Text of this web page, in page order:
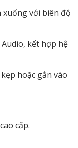
xuống với biên độ
Audio, kết hợp hệ
hoặc gắn vào
cấp.